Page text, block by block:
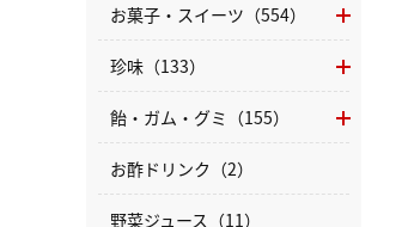
お菓子・スイーツ（554）
珍味（133）
飴・ガム・グミ（155）
お酢ドリンク（2）
野菜ジュース（11）